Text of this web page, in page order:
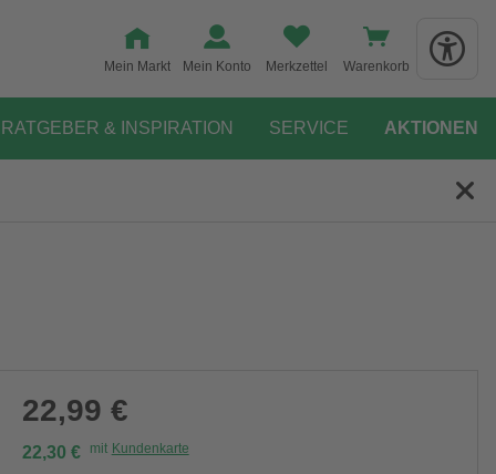
Mein Markt Mein Konto Merkzettel Warenkorb
RATGEBER & INSPIRATION SERVICE AKTIONEN
22,99 €
22,30 € mit Kundenkarte